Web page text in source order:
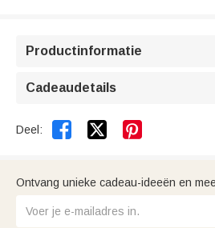
Productinformatie
Cadeaudetails
Deel:  
Ontvang unieke cadeau-ideeën en